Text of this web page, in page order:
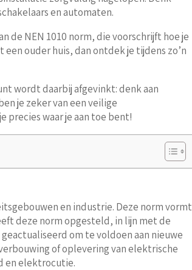
en automaten.
de NEN 1010 norm, die voorschrijft hoe je
ouder huis, dan ontdek je tijdens zo’n
wordt daarbij afgevinkt: denk aan
je zeker van een veilige
precies waar je aan toe bent!
en industrie. Deze norm vormt
deze norm opgesteld, in lijn met de
om te voldoen aan nieuwe
of oplevering van elektrische
en elektrocutie.